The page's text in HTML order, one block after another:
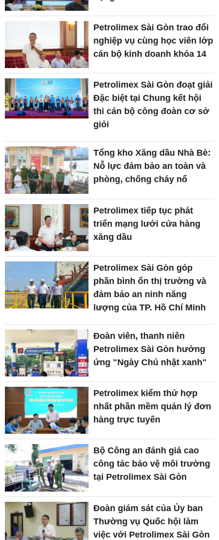
Petrolimex Sài Gòn trao đổi
nghiệp vụ cùng học viên lớp
cán bộ kinh doanh khóa 14
Petrolimex Sài Gòn đoạt giải
Đặc biệt tại Chung kết hội
thi cán bộ công đoàn cơ sở
giỏi
Tổng kho Xăng dầu Nhà Bè:
Nỗ lực đảm bảo an toàn và
phòng, chống cháy nổ
Petrolimex tiếp tục phát
triển mạng lưới cửa hàng
xăng dầu
Petrolimex Sài Gòn góp
phần bình ổn thị trường và
đảm bảo an ninh năng
lượng của TP. Hồ Chí Minh
Đoàn viên, thanh niên
Petrolimex Sài Gòn hưởng
ứng "Ngày Chủ nhật xanh"
Petrolimex kiểm thử hợp
nhất phần mềm quản lý đơn
hàng trực tuyến
Bộ Công an đánh giá cao
công tác bảo vệ môi trường
tại Petrolimex Sài Gòn
Đoàn giám sát của Ủy ban
Thường vụ Quốc hội làm
việc với Petrolimex Sài Gòn